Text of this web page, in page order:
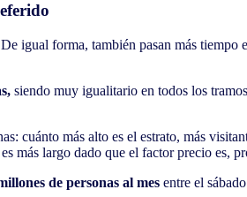
igual forma, también pasan más tiempo
siendo muy igualitario en todos los
cuánto más alto es el estrato, más
más largo dado que el factor precio es,
de personas al mes entre el